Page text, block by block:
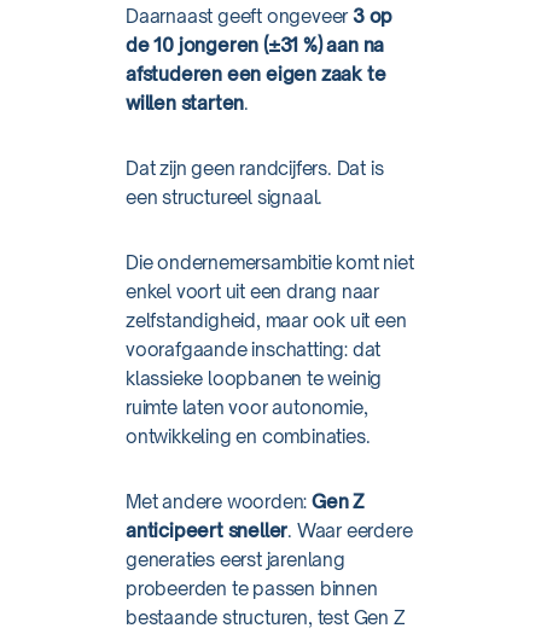
Daarnaast geeft ongeveer3 op
de 10 jongeren (±31 %) aan na
afstuderen een eigen zaak te
willen starten.
Dat zijn geen randcijfers. Dat is
een structureel signaal.
Die ondernemersambitie komt niet
enkel voort uit een drang naar
zelfstandigheid, maar ook uit een
voorafgaande inschatting: dat
klassieke loopbanen te weinig
ruimte laten voor autonomie,
ontwikkeling en combinaties.
Met andere woorden: Gen Z
anticipeert sneller. Waar eerdere
generaties eerst jarenlang
probeerden te passen binnen
bestaande structuren, test Gen Z